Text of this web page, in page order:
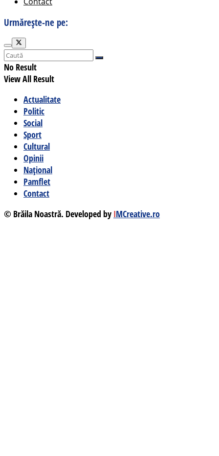
Urmărește-ne pe:
No Result
View All Result
Actualitate
Politic
Social
Sport
Cultural
Opinii
Național
Pamflet
Contact
© Brăila Noastră. Developed by IMCreative.ro